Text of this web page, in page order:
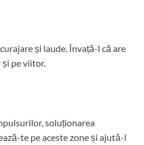
și laude. Învață-l că are
și pe viitor.
soluționarea
te pe aceste zone și ajută-l